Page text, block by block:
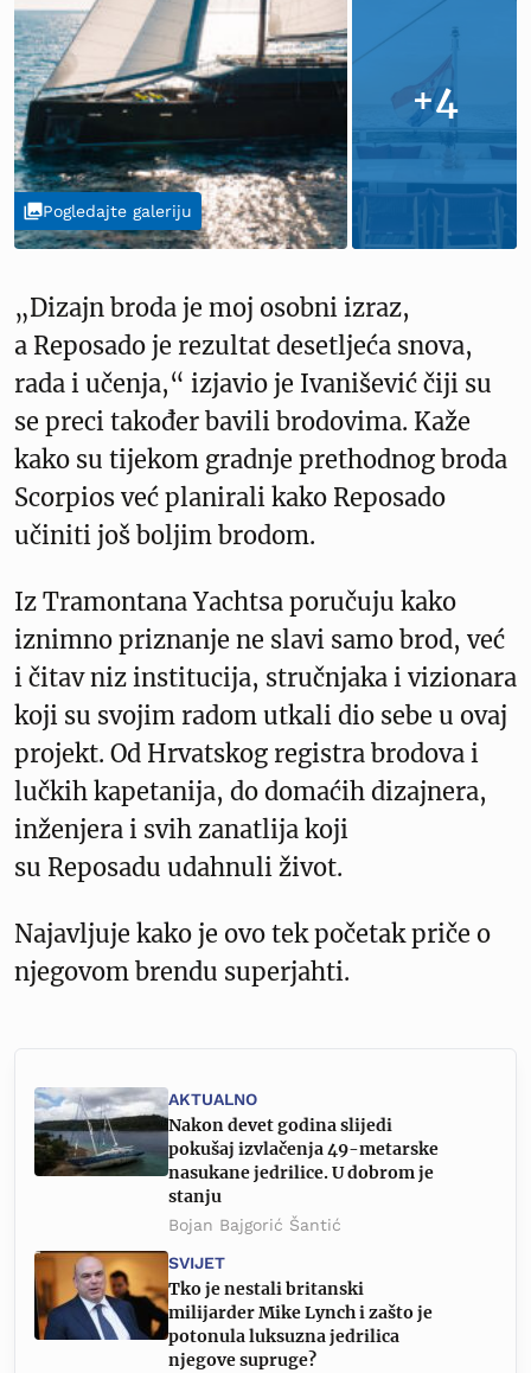
+4
Pogledajte galeriju
„Dizajn broda je moj osobni izraz,
a Reposado je rezultat desetljeća snova,
rada i učenja,“ izjavio je Ivanišević čiji su
se preci također bavili brodovima. Kaže
kako su tijekom gradnje prethodnog broda
Scorpios već planirali kako Reposado
učiniti još boljim brodom.
Iz Tramontana Yachtsa poručuju kako
iznimno priznanje ne slavi samo brod, već
i čitav niz institucija, stručnjaka i vizionara
koji su svojim radom utkali dio sebe u ovaj
projekt. Od Hrvatskog registra brodova i
lučkih kapetanija, do domaćih dizajnera,
inženjera i svih zanatlija koji
su Reposadu udahnuli život.
Najavljuje kako je ovo tek početak priče o
njegovom brendu superjahti.
AKTUALNO
Nakon devet godina slijedi
pokušaj izvlačenja 49-metarske
nasukane jedrilice. U dobrom je
stanju
Bojan Bajgorić Šantić
SVIJET
Tko je nestali britanski
milijarder Mike Lynch i zašto je
potonula luksuzna jedrilica
njegove supruge?